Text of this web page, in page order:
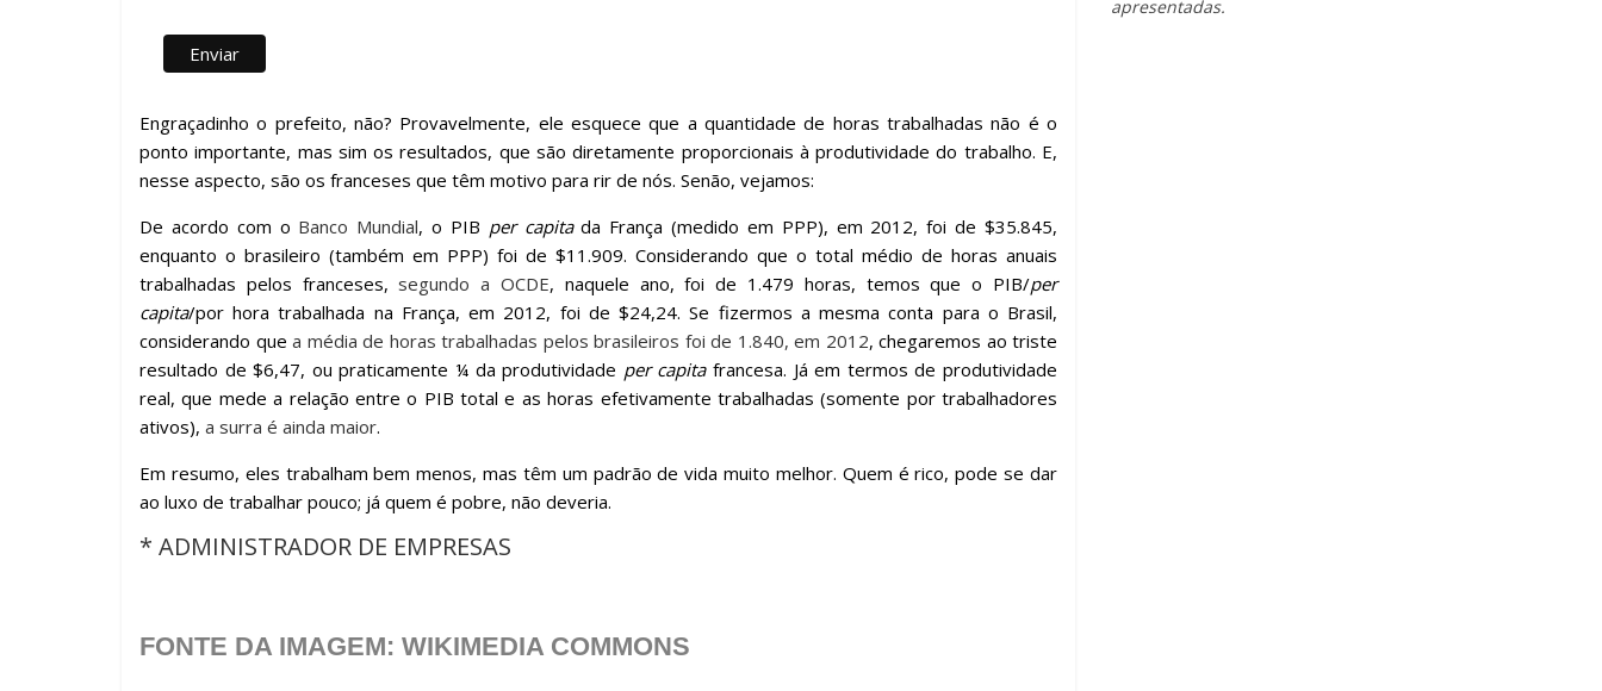
Engraçadinho o prefeito, não? Provavelmente, ele esquece que a quantidade de horas trabalhadas não é o
ponto importante, mas sim os resultados, que são diretamente proporcionais à produtividade do trabalho. E,
nesse aspecto, são os franceses que têm motivo para rir de nós. Senão, vejamos:
De acordo com o Banco Mundial, o PIB per capitada França (medido em PPP), em 2012, foi de $35.845,
enquanto o brasileiro (também em PPP) foi de $11.909. Considerando que o total médio de horas anuais
trabalhadas pelos franceses,segundo a OCDE, naquele ano, foi de 1.479 horas, temos que o PIB/per
capita/por hora trabalhada na França, em 2012, foi de $24,24. Se fizermos a mesma conta para o Brasil,
considerando que a média de horas trabalhadas pelos brasileiros foi de 1.840, em 2012, chegaremos ao triste
resultado de $6,47, ou praticamente ¼ da produtividade per capitafrancesa. Já em termos de produtividade
real, que mede a relação entre o PIB total e as horas efetivamente trabalhadas (somente por trabalhadores
ativos), a surra é ainda maior.
Em resumo, eles trabalham bem menos, mas têm um padrão de vida muito melhor. Quem é rico, pode se dar
ao luxo de trabalhar pouco; já quem é pobre, não deveria.
* ADMINISTRADOR DE EMPRESAS
FONTE DA IMAGEM: WIKIMEDIA COMMONS
apresentadas.